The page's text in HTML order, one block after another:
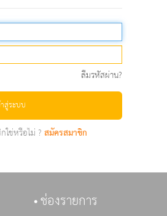
ลืมรหัสผ่าน?
สู่ระบบ
ใช่หรือไม่ ?สมัครสมาชิก
ช่องรายการ